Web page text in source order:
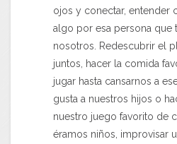
ojos y conectar, entender
algo por esa persona que
nosotros. Redescubrir el
juntos, hacer la comida
jugar hasta cansarnos a
gusta a nuestros hijos o
nuestro juego favorito de
éramos niños, improvisar